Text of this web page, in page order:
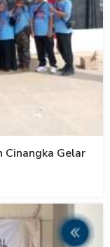
Cinangka Gelar